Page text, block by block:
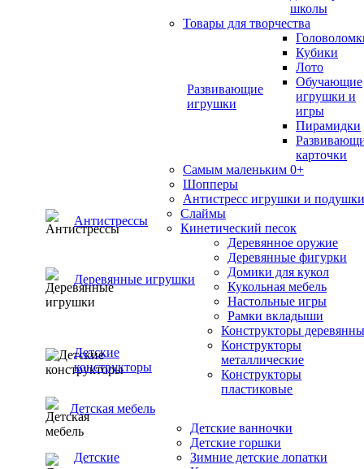
школы
Товары для творчества
Развивающие
игрушки
Кубики
Лото
Обучающие
игрушки и
игры
Пирамидки
карточки
Самым маленьким 0+
Шопперы
Антистресс игрушки и подушки
Антистрессы
Слаймы
Кинетический песок
Деревянные игрушки
Деревянное оружие
Деревянные фигурки
Домики для кукол
Кукольная мебель
Настольные игры
Рамки вкладыши
Детские
конструкторы
Конструкторы
Конструкторы
металлические
Конструкторы
пластиковые
Детская мебель
Детские
Детские ванночки
Детские горшки
Зимние детские лопатки